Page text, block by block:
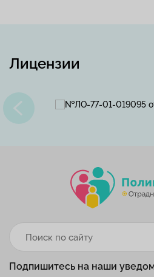
Лицензии
Подпишитесь на наши